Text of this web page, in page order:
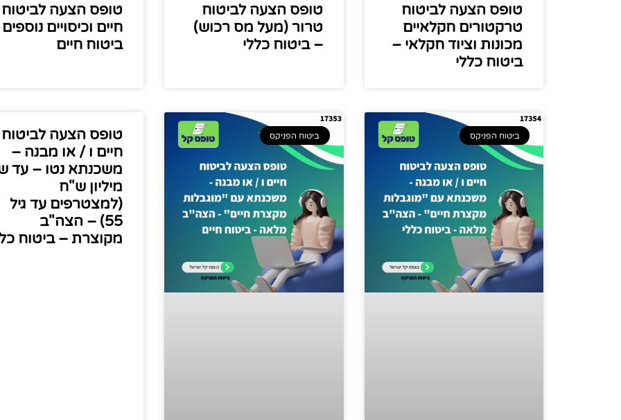
טופס הצעה לביטוח
טרקטורים חקלאיים
מכונות וציוד חקלאי –
ביטוח כללי
טופס הצעה לביטוח
טרור (מעל מס רכוש)
– ביטוח כללי
טופס הצעה לביטוח
חיים וכיסויים
ביטוח חיים
ביטוח הפניקס ביטוח הפניקס
טופס הצעה לביטוח
חיים ו / או מבנה –
משכנתא נטו – עד
מיליון ש"ח
(למצטרפים עד גיל
55) – הצה"ב
מקוצרת – ביטוח